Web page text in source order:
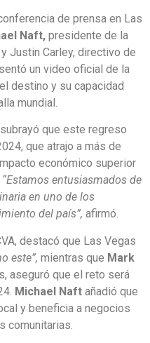
de prensa en Las
Naft, presidente de la
Justin Carley, directivo de
un video oficial de la
destino y su capacidad
mundial.
subrayó que este regreso
que atrajo a más de
económico superior
“Estamos entusiasmados de
en uno de los
del país”, afirmó.
destacó que Las Vegas
este”, mientras que Mark
aseguró que el reto será
Michael Naft añadió que
y beneficia a negocios
comunitarias.